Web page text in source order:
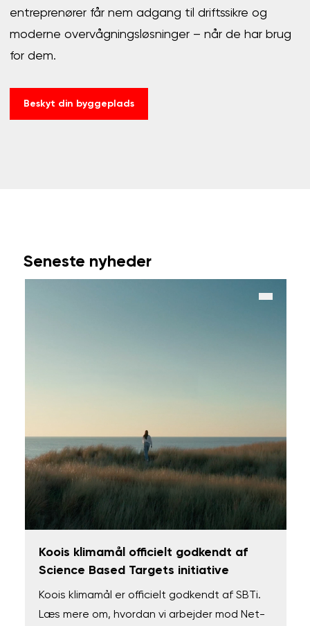
entreprenører får nem adgang til driftssikre og
moderne overvågningsløsninger – når de har brug
for dem.
Beskyt din byggeplads
Seneste nyheder
Koois klimamål officielt godkendt af
Science Based Targets initiative
Koois klimamål er officielt godkendt af SBTi.
Læs mere om, hvordan vi arbejder mod Net-